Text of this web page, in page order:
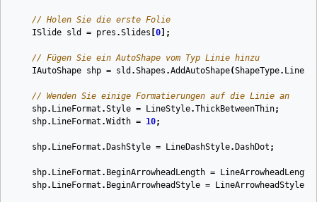
// Holen Sie die erste Folie
ISlide sld = pres .Slides 0 ];
// Fügen Sie ein AutoShape vom Typ Linie hinzu
IAutoShape shp = sld .Shapes .AddAutoShape(ShapeType. Line
// Wenden Sie einige Formatierungen auf die Linie an
shp. LineFormat .Style = LineStyle.ThickBetweenThin;
shp. LineFormat .Width = 10;
shp. LineFormat . DashStyle = LineDashStyle. DashDot ;
shp. LineFormat . BeginArrowheadLength = LineArrowheadLength
shp. LineFormat . BeginArrowheadStyle = LineArrowheadStyle